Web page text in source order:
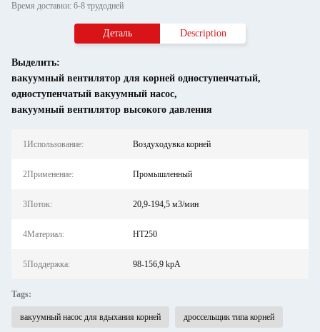
Время доставки: 6-8 трудодней
Деталь Description
Выделить:
вакуумный вентилятор для корней одноступенчатый,
одноступенчатый вакуумный насос,
вакуумный вентилятор высокого давления
1Использование: Воздуходувка корней
2Применение: Промышленный
3Поток: 20,9-194,5 м3/мин
4Материал: HT250
5Поддержка: 98-156,9 kpA
Tags:
вакуумный насос для вдыхания корней дроссельщик типа корней